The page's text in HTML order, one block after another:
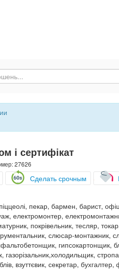
і сертифікат
27626
Сделать срочным
пекар, бармен, барист,
електромонтер,
покрівельник, тесляр,
слюсар-монтажник,
гипсокартонщик,
газорізальник,холодильщик,
взуттєвик, секретар,